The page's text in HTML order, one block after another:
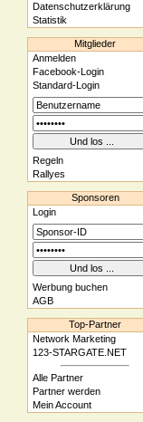
Datenschutzerklärung
Statistik
Mitglieder
Anmelden
Facebook-Login
Standard-Login
Regeln
Rallyes
Sponsoren
Login
Werbung buchen
AGB
Top-Partner
Network Marketing
123-STARGATE.NET
Alle Partner
Partner werden
Mein Account